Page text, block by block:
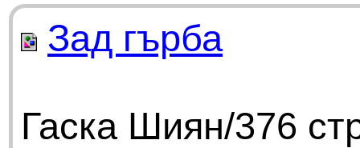
Зад гърба
Гаска Шиян/376